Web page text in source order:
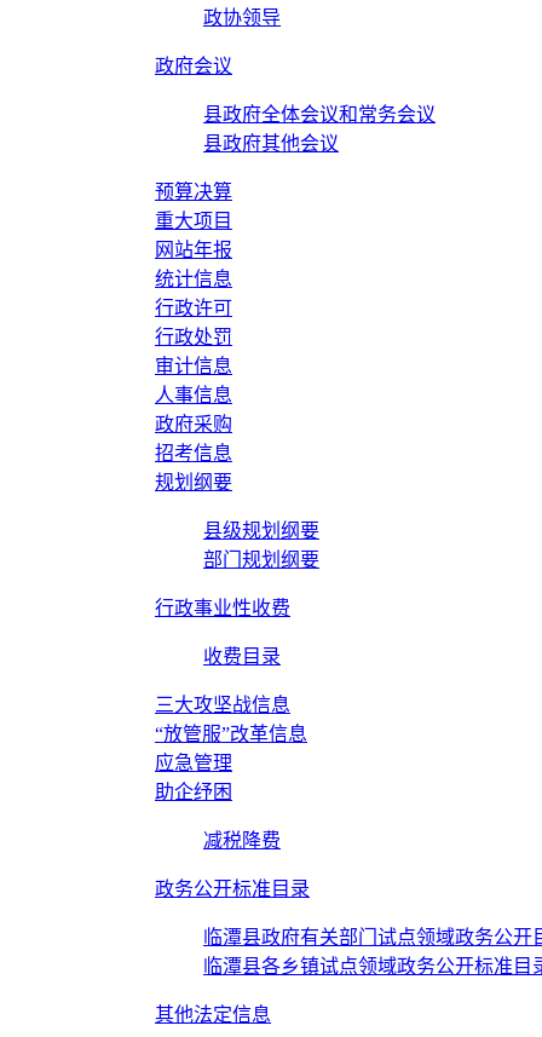
政协领导
政府会议
县政府全体会议和常务会议
县政府其他会议
预算决算
重大项目
网站年报
统计信息
行政许可
行政处罚
审计信息
人事信息
政府采购
招考信息
规划纲要
县级规划纲要
部门规划纲要
行政事业性收费
收费目录
三大攻坚战信息
“放管服”改革信息
应急管理
助企纾困
减税降费
政务公开标准目录
临潭县政府有关部门试点领域政务公开
临潭县各乡镇试点领域政务公开标准目
其他法定信息